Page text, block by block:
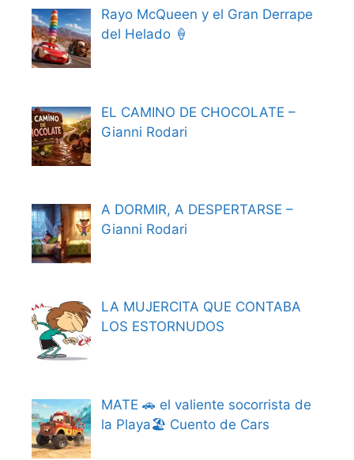
Rayo McQueen y el Gran Derrape
del Helado 🍦
EL CAMINO DE CHOCOLATE –
Gianni Rodari
A DORMIR, A DESPERTARSE –
Gianni Rodari
LA MUJERCITA QUE CONTABA
LOS ESTORNUDOS
MATE 🚗 el valiente socorrista de
la Playa🏖️ Cuento de Cars